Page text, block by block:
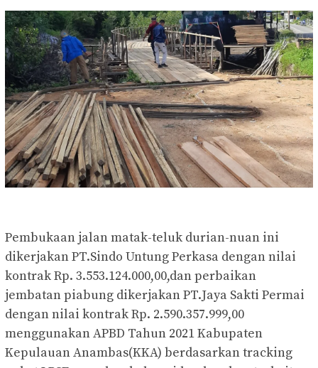
Pembukaan jalan matak-teluk durian-nuan ini
dikerjakan PT.Sindo Untung Perkasa dengan nilai
kontrak Rp. 3.553.124.000,00,dan perbaikan
jembatan piabung dikerjakan PT.Jaya Sakti Permai
dengan nilai kontrak Rp. 2.590.357.999,00
menggunakan APBD Tahun 2021 Kabupaten
Kepulauan Anambas(KKA) berdasarkan tracking